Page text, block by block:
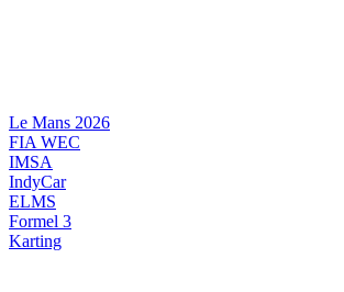
Le Mans 2026
FIA WEC
IMSA
IndyCar
ELMS
Formel 3
Karting